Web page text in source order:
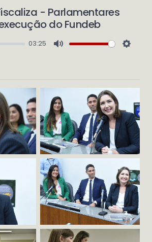
- Parlamentares
do Fundeb
03:25